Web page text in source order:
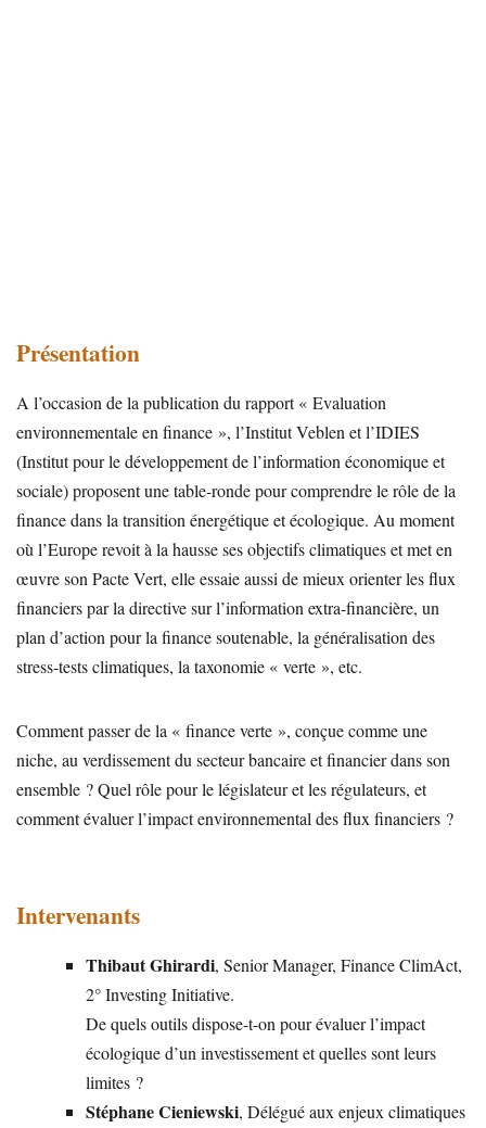
Présentation
A l’occasion de la publication du rapport « Evaluation
environnementale en finance », l’Institut Veblen et l’IDIES
(Institut pour le développement de l’information économique et
sociale) proposent une table-ronde pour comprendre le rôle de la
finance dans la transition énergétique et écologique. Au moment
où l’Europe revoit à la hausse ses objectifs climatiques et met en
œuvre son Pacte Vert, elle essaie aussi de mieux orienter les flux
financiers par la directive sur l’information extra-financière, un
plan d’action pour la finance soutenable, la généralisation des
stress-tests climatiques, la taxonomie « verte », etc.
Comment passer de la « finance verte », conçue comme une
niche, au verdissement du secteur bancaire et financier dans son
ensemble ? Quel rôle pour le législateur et les régulateurs, et
comment évaluer l’impact environnemental des flux financiers ?
Intervenants
Thibaut Ghirardi, Senior Manager, Finance ClimAct,
2° Investing Initiative.
De quels outils dispose-t-on pour évaluer l’impact
écologique d’un investissement et quelles sont leurs
limites ?
Stéphane Cieniewski, Délégué aux enjeux climatiques